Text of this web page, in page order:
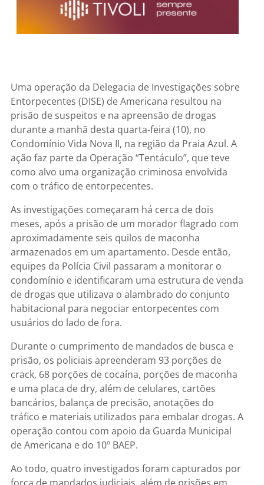
Uma operação da Delegacia de Investigações sobre
Entorpecentes (DISE) de Americana resultou na
prisão de suspeitos e na apreensão de drogas
durante a manhã desta quarta-feira (10), no
Condomínio Vida Nova II, na região da Praia Azul. A
ação faz parte da Operação “Tentáculo”, que teve
como alvo uma organização criminosa envolvida
com o tráfico de entorpecentes.
As investigações começaram há cerca de dois
meses, após a prisão de um morador flagrado com
aproximadamente seis quilos de maconha
armazenados em um apartamento. Desde então,
equipes da Polícia Civil passaram a monitorar o
condomínio e identificaram uma estrutura de venda
de drogas que utilizava o alambrado do conjunto
habitacional para negociar entorpecentes com
usuários do lado de fora.
Durante o cumprimento de mandados de busca e
prisão, os policiais apreenderam 93 porções de
crack, 68 porções de cocaína, porções de maconha
e uma placa de dry, além de celulares, cartões
bancários, balança de precisão, anotações do
tráfico e materiais utilizados para embalar drogas. A
operação contou com apoio da Guarda Municipal
de Americana e do 10º BAEP.
Ao todo, quatro investigados foram capturados por